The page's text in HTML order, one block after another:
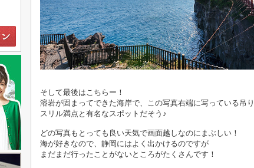
そして最後はこちらー！
溶岩が固まってできた海岸で、この写真右端に写っている吊
スリル満点と有名なスポットだそう♪
どの写真もとっても良い天気で画面越しなのにまぶしい！
海が好きなので、静岡にはよく出かけるのですが
まだまだ行ったことがないところがたくさんです！